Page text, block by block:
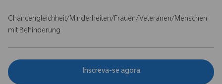
Chancengleichheit/Minderheiten/Frauen/Veteranen/Menschen
mit Behinderung
Inscreva-se agora